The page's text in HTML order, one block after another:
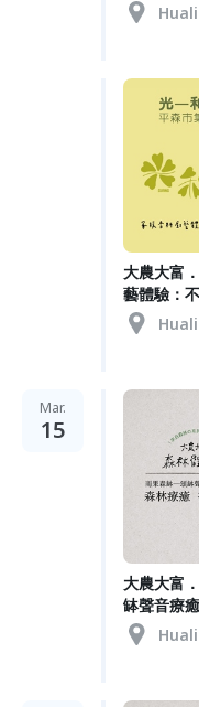
大農大富
藝體驗：
Mar.
15
大農大富
缽聲音療